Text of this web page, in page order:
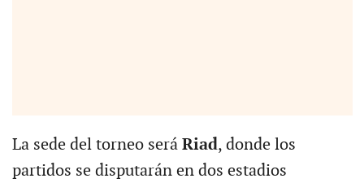
La sede del torneo será Riad, donde los
partidos se disputarán en dos estadios